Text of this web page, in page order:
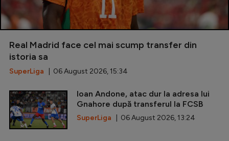
Real Madrid face cel mai scump transfer din
istoria sa
SuperLiga | 06 August 2026, 15:34
Ioan Andone, atac dur la adresa lui
Gnahore după transferul la FCSB
SuperLiga | 06 August 2026, 13:24